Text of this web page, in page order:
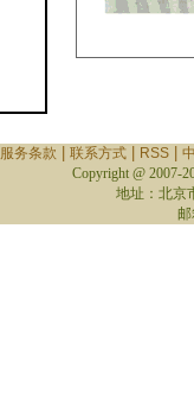
服务条款 联系方式 RSS
Copyright @ 2007-
地址：北京
邮